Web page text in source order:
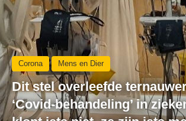
Corona Mens en Dier
Dit stel overleefde
‘Covid-behandeling’ in